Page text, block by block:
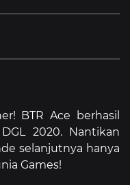
BTR Ace berhasil
2020. Nantikan
selanjutnya hanya
Games!